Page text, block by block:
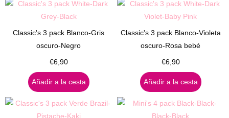
Classic's 3 pack Blanco-Gris
oscuro-Negro
€6,90
Añadir a la cesta
Classic's 3 pack Blanco-Violeta
oscuro-Rosa bebé
€6,90
Añadir a la cesta